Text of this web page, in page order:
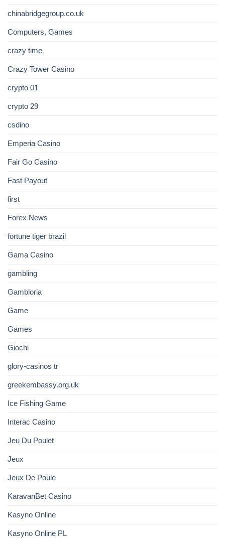
chinabridgegroup.co.uk
Computers, Games
crazy time
Crazy Tower Сasino
crypto 01
crypto 29
csdino
Emperia Casino
Fair Go Casino
Fast Payout
first
Forex News
fortune tiger brazil
Gama Casino
gambling
Gambloria
Game
Games
Giochi
glory-casinos tr
greekembassy.org.uk
Ice Fishing Game
Interac Casino
Jeu Du Poulet
Jeux
Jeux De Poule
KaravanBet Casino
Kasyno Online
Kasyno Online PL